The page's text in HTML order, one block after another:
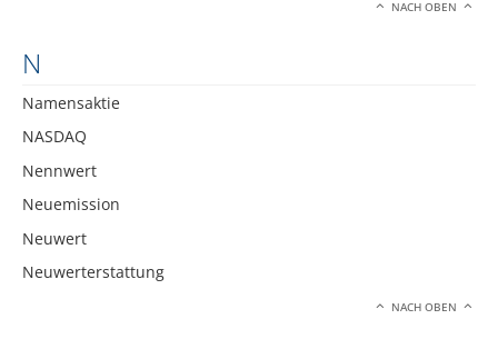
NACH OBEN
N
Namensaktie
NASDAQ
Nennwert
Neuemission
Neuwert
Neuwerterstattung
NACH OBEN